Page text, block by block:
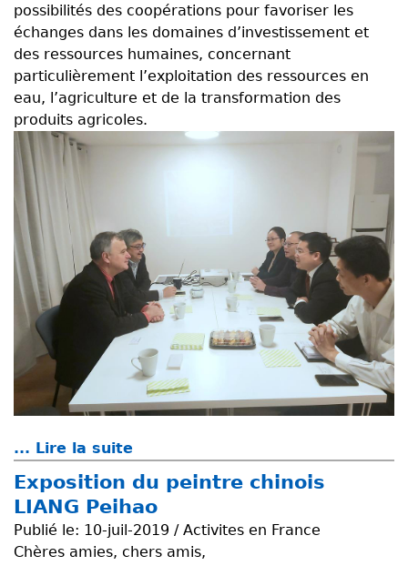
possibilités des coopérations pour favoriser les
échanges dans les domaines d’investissement et
des ressources humaines, concernant
particulièrement l’exploitation des ressources en
eau, l’agriculture et de la transformation des
produits agricoles.
... Lire la suite
e
R
é
c
e
Exposition du peintre chinois
LIANG Peihao
Publié le: 10-juil-2019 / Activites en France
Chères amies, chers amis,